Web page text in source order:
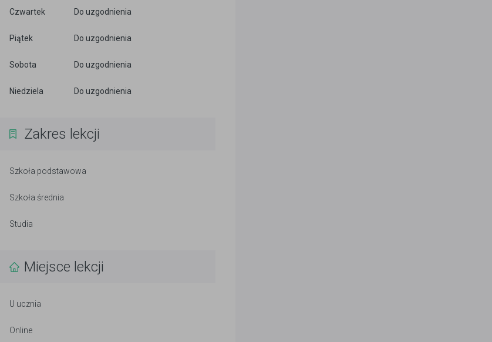
Czwartek Do uzgodnienia
Piątek Do uzgodnienia
Sobota Do uzgodnienia
Niedziela Do uzgodnienia
Zakres lekcji
Szkoła podstawowa
Szkoła średnia
Studia
Miejsce lekcji
U ucznia
Online